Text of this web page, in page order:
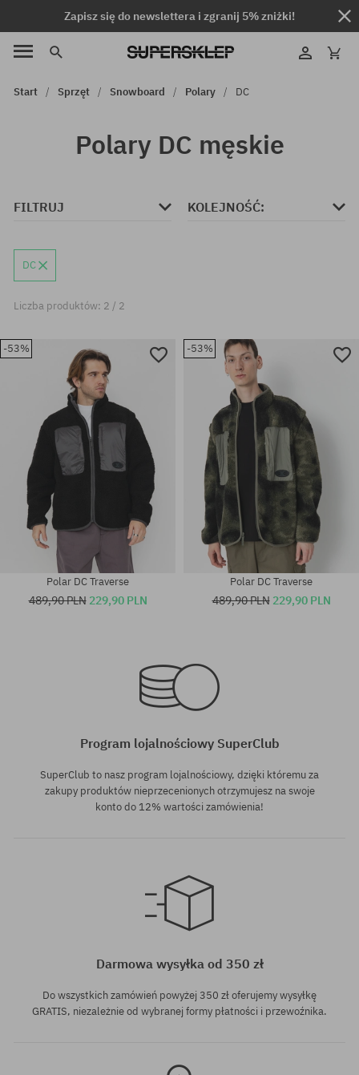
Zapisz się do newslettera i zgranij 5% zniżki!
Start Sprzęt Snowboard Polary DC
Polary DC męskie
FILTRUJ KOLEJNOŚĆ:
DC
Liczba produktów: 2 / 2
-53%
Polar DC Traverse
489,90 PLN 229,90 PLN
-53%
Dostępne rozmiary:
Polar DC Traverse
489,90 PLN 229,90 PLN
Program lojalnościowy SuperClub
SuperClub to nasz program lojalnościowy, dzięki któremu za
zakupy produktów nieprzecenionych otrzymujesz na swoje
konto do 12% wartości zamówienia!
Darmowa wysyłka od 350 zł
Do wszystkich zamówień powyżej 350 zł oferujemy wysyłkę
GRATIS, niezależnie od wybranej formy płatności i przewoźnika.